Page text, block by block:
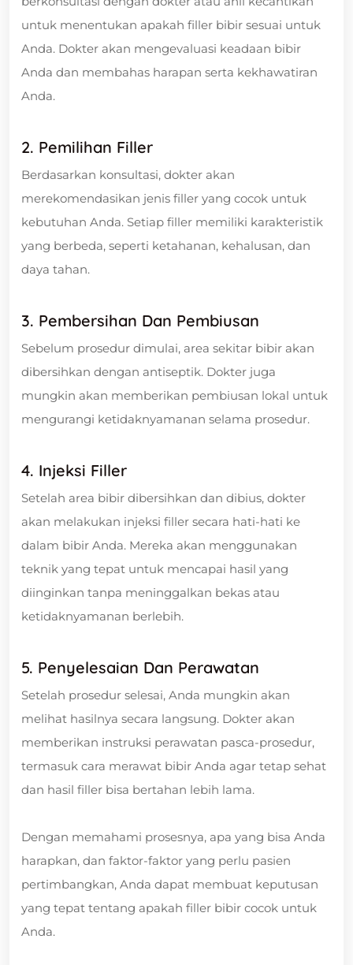
untuk menentukan apakah filler bibir sesuai untuk
Anda. Dokter akan mengevaluasi keadaan bibir
Anda dan membahas harapan serta kekhawatiran
Anda.
2. Pemilihan Filler
Berdasarkan konsultasi, dokter akan
merekomendasikan jenis filler yang cocok untuk
kebutuhan Anda. Setiap filler memiliki karakteristik
yang berbeda, seperti ketahanan, kehalusan, dan
daya tahan.
3. Pembersihan Dan Pembiusan
Sebelum prosedur dimulai, area sekitar bibir akan
dibersihkan dengan antiseptik. Dokter juga
mungkin akan memberikan pembiusan lokal untuk
mengurangi ketidaknyamanan selama prosedur.
4. Injeksi Filler
Setelah area bibir dibersihkan dan dibius, dokter
akan melakukan injeksi filler secara hati-hati ke
dalam bibir Anda. Mereka akan menggunakan
teknik yang tepat untuk mencapai hasil yang
diinginkan tanpa meninggalkan bekas atau
ketidaknyamanan berlebih.
5. Penyelesaian Dan Perawatan
Setelah prosedur selesai, Anda mungkin akan
melihat hasilnya secara langsung. Dokter akan
memberikan instruksi perawatan pasca-prosedur,
termasuk cara merawat bibir Anda agar tetap sehat
dan hasil filler bisa bertahan lebih lama.
Dengan memahami prosesnya, apa yang bisa Anda
harapkan, dan faktor-faktor yang perlu pasien
pertimbangkan, Anda dapat membuat keputusan
yang tepat tentang apakah filler bibir cocok untuk
Anda.